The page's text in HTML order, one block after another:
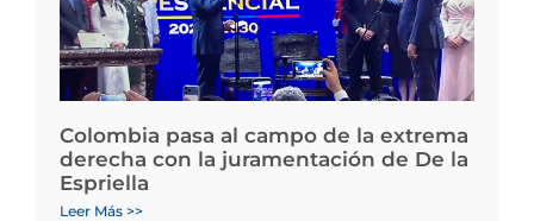
Colombia pasa al campo de la extrema
derecha con la juramentación de De la
Espriella
Leer Más >>